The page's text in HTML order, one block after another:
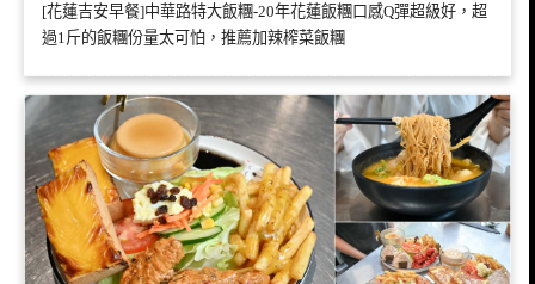
[花蓮吉安早餐]中華路特大飯糰-20年花蓮飯糰口感Q彈超級好，超
過1斤的飯糰份量太可怕，推薦加辣榨菜飯糰